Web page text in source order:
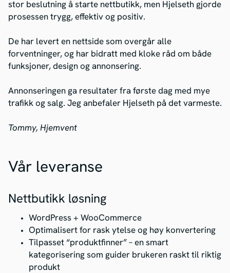
stor beslutning å starte nettbutikk, men Hjelseth gjorde
prosessen trygg, effektiv og positiv.
De har levert en nettside som overgår alle
forventninger, og har bidratt med kloke råd om både
funksjoner, design og annonsering.
Annonseringen ga resultater fra første dag med mye
trafikk og salg. Jeg anbefaler Hjelseth på det varmeste.
Tommy, Hjemvent
Vår leveranse
Nettbutikk løsning
WordPress + WooCommerce
Optimalisert for rask ytelse og høy konvertering
Tilpasset “produktfinner” – en smart
kategorisering som guider brukeren raskt til riktig
produkt